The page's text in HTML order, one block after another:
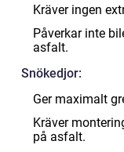
Kräver ingen
Påverkar inte
asfalt.
Snökedjor:
Ger maximalt
Kräver
på asfalt.